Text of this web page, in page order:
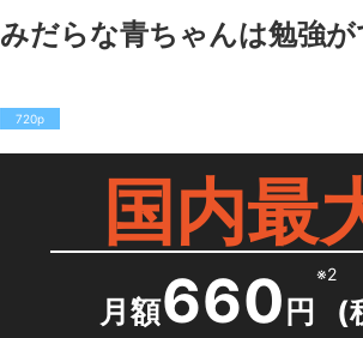
みだらな青ちゃんは勉強
720p
国内最
月額660 円
※2
(